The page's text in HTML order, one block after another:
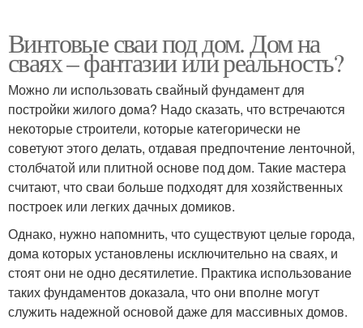
Винтовые сваи под дом. Дом на
сваях – фантазии или реальность?
Можно ли использовать свайный фундамент для
постройки жилого дома? Надо сказать, что встречаются
некоторые строители, которые категорически не
советуют этого делать, отдавая предпочтение ленточной,
столбчатой или плитной основе под дом. Такие мастера
считают, что сваи больше подходят для хозяйственных
построек или легких дачных домиков.
Однако, нужно напомнить, что существуют целые города,
дома которых установлены исключительно на сваях, и
стоят они не одно десятилетие. Практика использование
таких фундаментов доказала, что они вполне могут
служить надежной основой даже для массивных домов.